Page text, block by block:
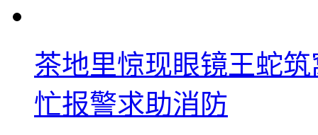
茶地里惊现眼镜王蛇
忙报警求助消防